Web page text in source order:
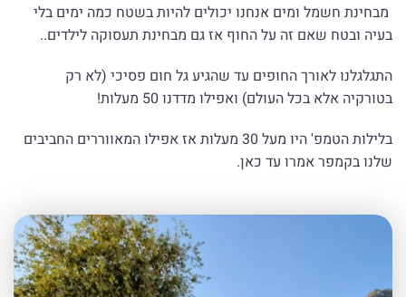
מבחינת חשמל ומים אנחנו יכולים להיות בשטח כמה ימים בלי
בעיה ובטח שאם זה על החוף אז גם מבחינת תעסוקה לילדים..
התגלגלנו לאורך החופים עד שהגיע גל חום פסיכי (לא רק
בטורקיה אלא בכל העולם) ואפילו מדדנו 50 מעלות!
בלילות הטמפ' היו מעל 30 מעלות אז אפילו המאווררים החביבים
שלנו בקמפר אמרו עד כאן.